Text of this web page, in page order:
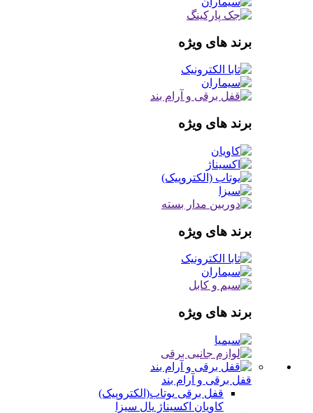
برند های ویژه
برند های ویژه
برند های ویژه
برند های ویژه
قفل برقی و آرام بند
قفل برقی یوتاب(الکتروپیک)
کاویان اکسیناژ یال سیزا